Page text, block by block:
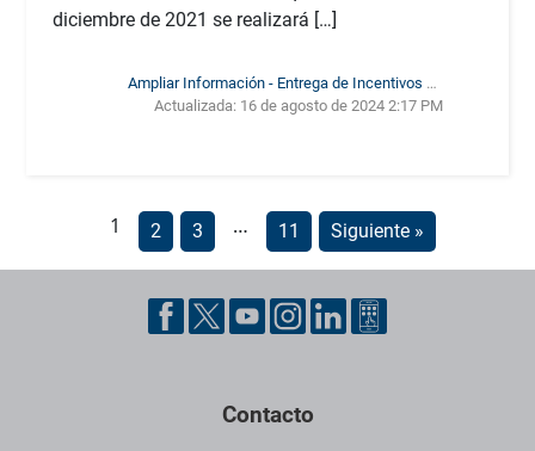
diciembre de 2021 se realizará […]
Ampliar Información - Entrega de Incentivos de
Matrícula 2021-2
Actualizada: 16 de agosto de 2024 2:17 PM
1 2 3 … 11 Siguiente »
Contacto